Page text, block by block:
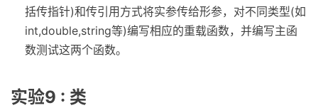
括传指针)和传引用方式将实参传给形参，对不同类型(如
int,double,string等)编写相应的重载函数，并编写主函
数测试这两个函数。
实验9 : 类